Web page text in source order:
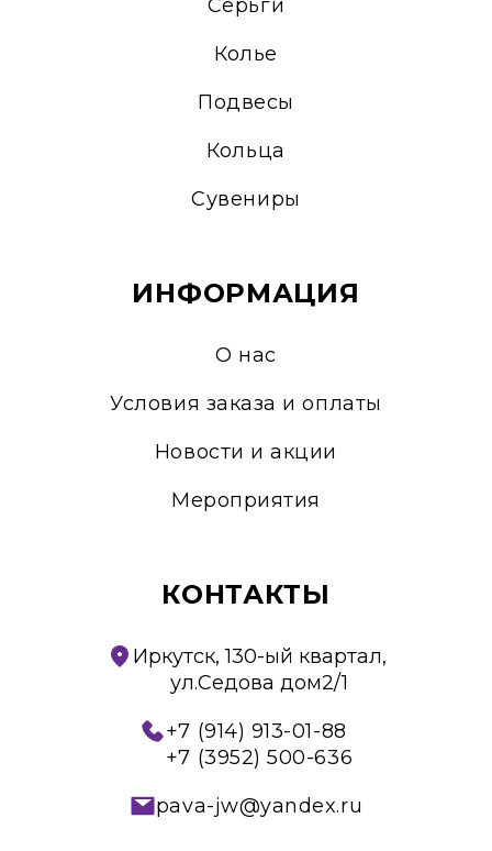
Серьги
Колье
Подвесы
Кольца
Сувениры
ИНФОРМАЦИЯ
О нас
Условия заказа и оплаты
Новости и акции
Мероприятия
КОНТАКТЫ
Иркутск, 130-ый квартал,
ул.Седова дом2/1
+7 (914) 913-01-88
+7 (3952) 500-636
pava-jw@yandex.ru